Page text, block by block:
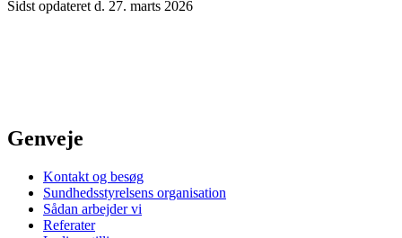
Sidst opdateret d. 27. marts 2026
Genveje
Kontakt og besøg
Sundhedsstyrelsens organisation
Sådan arbejder vi
Referater